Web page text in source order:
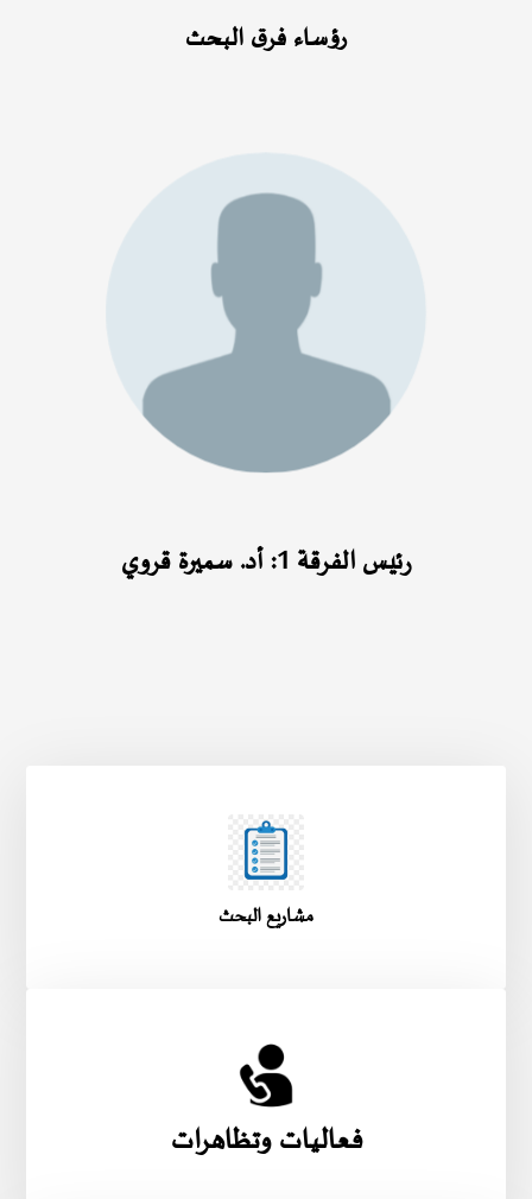
رؤساء فرق البحث
رئيس الفرقة 1: أد. سميرة قروي
مشاريع البحث
فعاليات وتظاهرات